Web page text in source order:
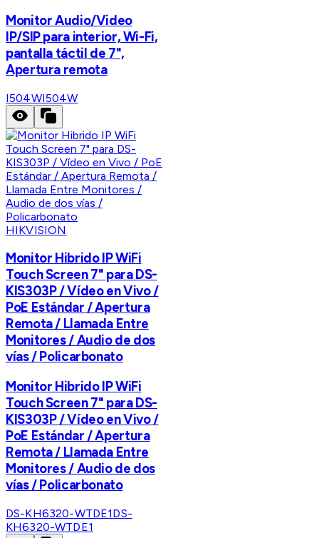
Monitor Audio/Video
IP/SIP para interior, Wi-Fi,
pantalla táctil de 7",
Apertura remota
I504WI504W
HIKVISION
Monitor Hibrido IP WiFi
Touch Screen 7" para DS-
KIS303P / Vídeo en Vivo /
PoE Estándar / Apertura
Remota / Llamada Entre
Monitores / Audio de dos
vías / Policarbonato
Monitor Hibrido IP WiFi
Touch Screen 7" para DS-
KIS303P / Vídeo en Vivo /
PoE Estándar / Apertura
Remota / Llamada Entre
Monitores / Audio de dos
vías / Policarbonato
DS-KH6320-WTDE1DS-
KH6320-WTDE1